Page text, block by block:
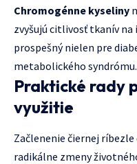
Chromogénne kyseliny
zvyšujú citlivosť tkanív
prospešný nielen pre
metabolického syndrómu.
Praktické rady
využitie
Začlenenie čiernej ríbezle
radikálne zmeny